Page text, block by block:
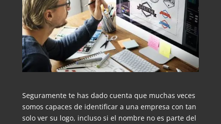
Seguramente te has dado cuenta que muchas veces
somos capaces de identificar a una empresa con tan
solo ver su logo, incluso si el nombre no es parte del